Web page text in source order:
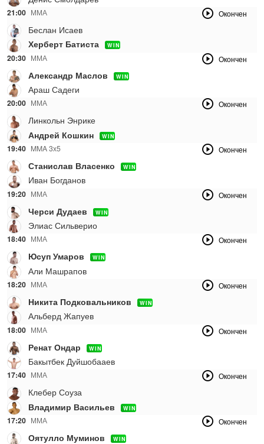
21:00 ММА Окончен
Беслан Исаев
Херберт Батиста
WIN
20:30 ММА Окончен
Александр Маслов WIN
Араш Садеги
20:00 ММА Окончен
Линкольн Энрике
Андрей Кошкин
WIN
19:40 MMA 3х5 Окончен
Станислав Власенко WIN
Иван Богданов
19:20 ММА Окончен
Черси Дудаев WIN
Элиас Сильверио
18:40 ММА Окончен
Юсуп Умаров WIN
Али Машрапов
18:20 ММА Окончен
Никита Подковальников WIN
Альберд Жапуев
18:00 ММА Окончен
Ренат Ондар WIN
Бакытбек Дуйшобааев
17:40 ММА Окончен
Клебер Соуза
Владимир Васильев
WIN
17:20 ММА Окончен
Оятулло Муминов WIN